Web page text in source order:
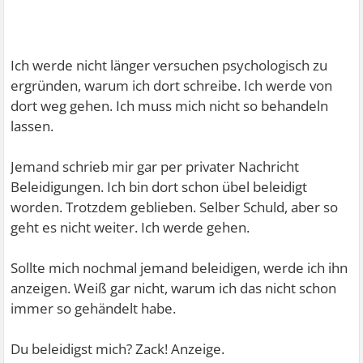
Ich werde nicht länger versuchen psychologisch zu
ergründen, warum ich dort schreibe. Ich werde von
dort weg gehen. Ich muss mich nicht so behandeln
lassen.
Jemand schrieb mir gar per privater Nachricht
Beleidigungen. Ich bin dort schon übel beleidigt
worden. Trotzdem geblieben. Selber Schuld, aber so
geht es nicht weiter. Ich werde gehen.
Sollte mich nochmal jemand beleidigen, werde ich ihn
anzeigen. Weiß gar nicht, warum ich das nicht schon
immer so gehändelt habe.
Du beleidigst mich? Zack! Anzeige.